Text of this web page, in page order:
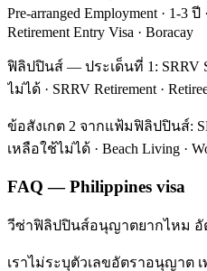
Pre-arranged Employment · 1-3
Retirement Entry Visa · Boracay
ฟิลิปปินส์ — ประเด็นที่ 1: SRRV
ไม่ได้ · SRRV Retirement ·
ข้อสังเกต 2 จากแฟ้มฟิลิปปินส์:
เหลือใช้ไม่ได้ · Beach Living ·
FAQ — Philippines visa
วีซ่าฟิลิปปินส์อนุญาตยากไหม อัต
เราไม่ระบุตัวเลขอัตราอนุญาต